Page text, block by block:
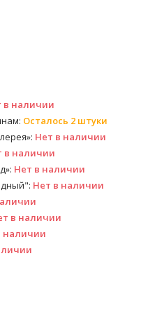
в наличии
Осталось 2 штуки
Нет в наличии
в наличии
Нет в наличии
Нет в наличии
в наличии
наличии